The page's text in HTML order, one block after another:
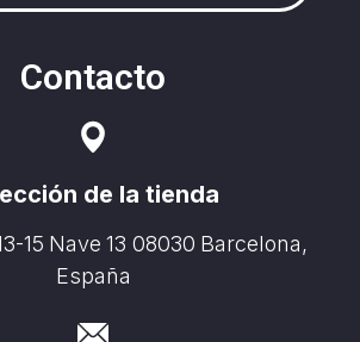
Contacto
de la tienda
15 Nave 13 08030 Barcelona,
España